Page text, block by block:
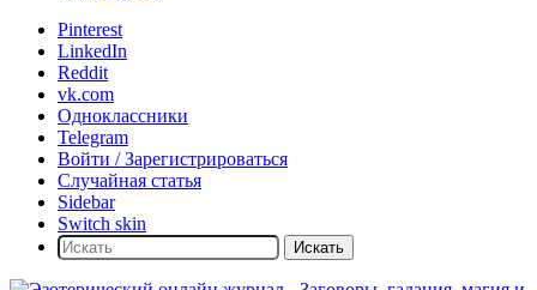
Pinterest
LinkedIn
Reddit
vk.com
Одноклассники
Telegram
Войти / Зарегистрироваться
Случайная статья
Sidebar
Switch skin
Искать